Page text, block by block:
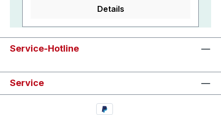
Details
Service-Hotline
Service